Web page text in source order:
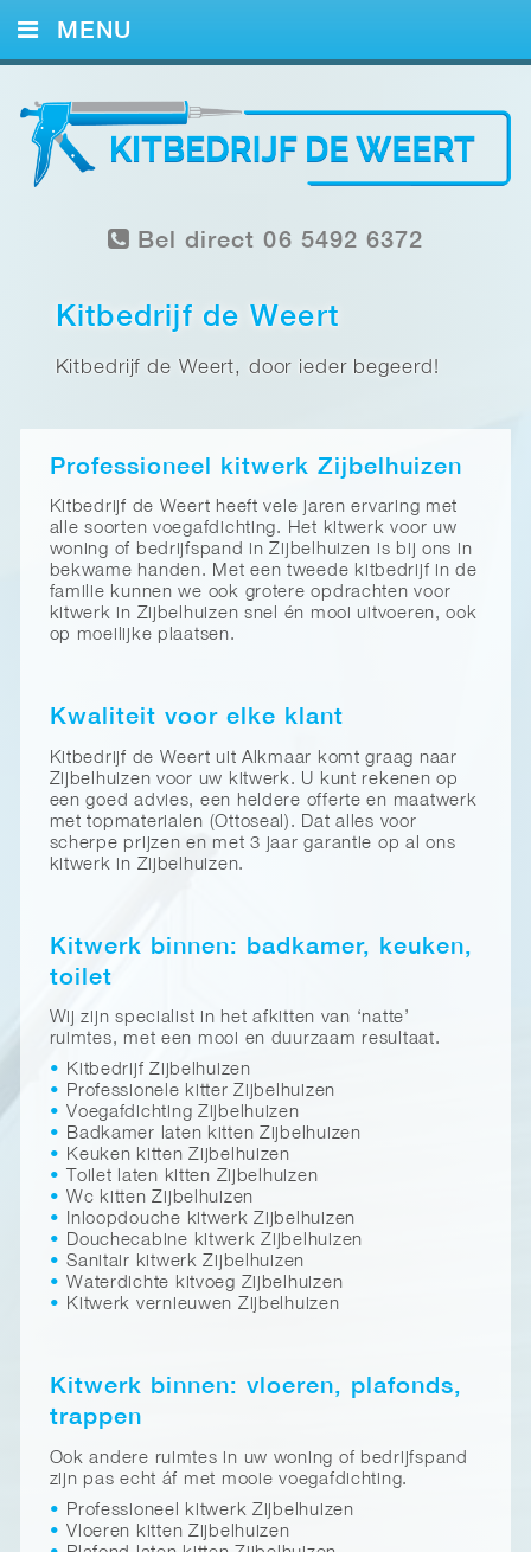
Bel direct 06 5492 6372
MENU
KITWERK
FOTO’S
REFERENTIES
Kitbedrijf de Weert
Kitbedrijf de Weert, door ieder begeerd!
Professioneel kitwerk Zijbelhuizen
Kitbedrijf de Weert heeft vele jaren ervaring met
alle soorten voegafdichting. Het kitwerk voor uw
woning of bedrijfspand in Zijbelhuizen is bij ons in
bekwame handen. Met een tweede kitbedrijf in de
familie kunnen we ook grotere opdrachten voor
kitwerk in Zijbelhuizen snel én mooi uitvoeren, ook
op moeilijke plaatsen.
Kwaliteit voor elke klant
Kitbedrijf de Weert uit Alkmaar komt graag naar
Zijbelhuizen voor uw kitwerk. U kunt rekenen op
een goed advies, een heldere offerte en maatwerk
met topmaterialen (Ottoseal). Dat alles voor
scherpe prijzen en met 3 jaar garantie op al ons
kitwerk in Zijbelhuizen.
Kitwerk binnen: badkamer, keuken,
toilet
Wij zijn specialist in het afkitten van ‘natte’
ruimtes, met een mooi en duurzaam resultaat.
Kitbedrijf Zijbelhuizen
Professionele kitter Zijbelhuizen
Voegafdichting Zijbelhuizen
Badkamer laten kitten Zijbelhuizen
Keuken kitten Zijbelhuizen
Toilet laten kitten Zijbelhuizen
Wc kitten Zijbelhuizen
Inloopdouche kitwerk Zijbelhuizen
Douchecabine kitwerk Zijbelhuizen
Sanitair kitwerk Zijbelhuizen
Waterdichte kitvoeg Zijbelhuizen
Kitwerk vernieuwen Zijbelhuizen
Kitwerk binnen: vloeren, plafonds,
trappen
Ook andere ruimtes in uw woning of bedrijfspand
zijn pas echt áf met mooie voegafdichting.
Professioneel kitwerk Zijbelhuizen
Vloeren kitten Zijbelhuizen